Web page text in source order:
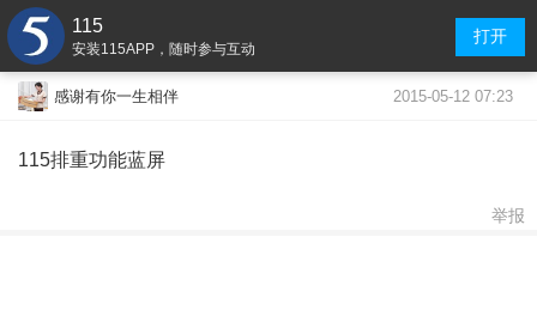
115
安装115APP，随时参与互动
打开
感谢有你一生相伴 2015-05-12 07:23
115排重功能蓝屏
举报